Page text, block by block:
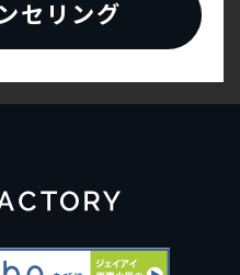
セリング